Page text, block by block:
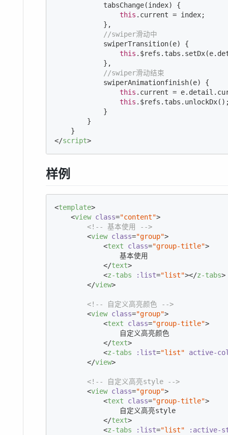
            tabsChange(index) {
this .current = index;
            },
//swiper滑动中
            swiperTransition(e) {
this
            },
//swiper滑动结束
            swiperAnimationfinish(e) {
this .current =
this
            }
        }
</script>
样例
<template>
<view class="content">
<!-- 基本使用 -->
<view class="group">
<text class="group-title">
                基本使用
</text>
<z-tabs :list="list"></z-tabs>
</view>
<!-- 自定义高亮颜色 -->
<view class="group">
<text class="group-title">
                自定义高亮颜色
</text>
<z-tabs :list="list"
active-
</view>
<!-- 自定义高亮style -->
<view class="group">
<text class="group-title">
                自定义高亮style
</text>
<z-tabs :list="list"
:active-